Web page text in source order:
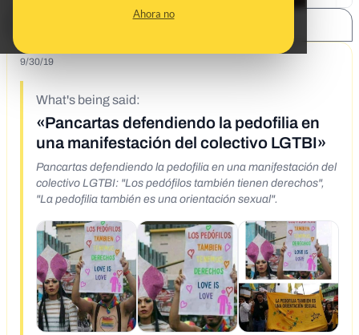
Ahora no
9/30/19
What's being said:
«Pancartas defendiendo la pedofilia en
una manifestación del colectivo LGTBI»
Pancartas defendiendo la pedofilia en una manifestación del
colectivo LGTBI: "Los pedófilos también tienen derechos",
"La pedofilia también es una orientación sexual".